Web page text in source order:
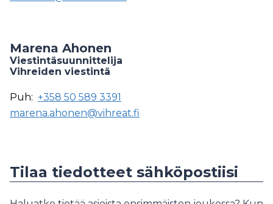
Marena Ahonen
Viestintäsuunnittelija
Vihreiden viestintä
Puh: +358 50 589 3391
marena.ahonen@vihreat.fi
Tilaa tiedotteet sähköpostiisi